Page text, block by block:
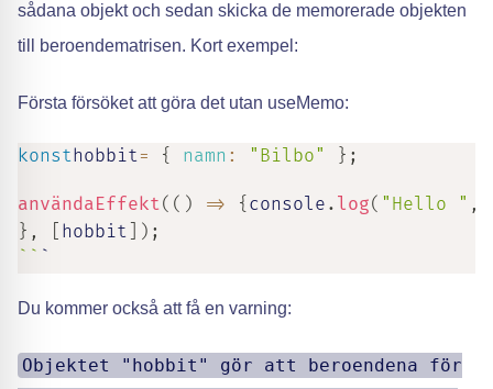
sådana objekt och sedan skicka de memorerade objekten
till beroendematrisen. Kort exempel:
Första försöket att göra det utan useMemo:
konsthobbit= { namn : "Bilbo" } ;
användaEffekt( ( ) => { console . log( "Hello " ,
} , hobbit ) ;
Du kommer också att få en varning:
Objektet "hobbit" gör att beroendena för